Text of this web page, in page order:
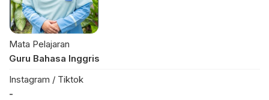
Mata Pelajaran
Guru Bahasa Inggris
Instagram / Tiktok
-